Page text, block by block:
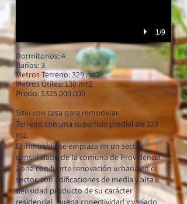
1/9
Dormitorios: 4
Baños: 3
Metros Terreno: 329 mt2
MetrosÚtiles: 130 mt2
Precio: $325.000.000
Sitio con casa para remodelar.
Terreno con una superficie predial de 329
m2.
El inmueble se emplaza en un sector
consolidado de la comuna de Providencia.
Zona con fuerte renovación urbana en el
sector, con edificaciones de media y alta
densidad producto de su carácter
residencial, buena conectividad y variado